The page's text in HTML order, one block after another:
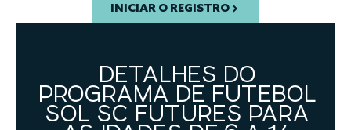
INICIAR O REGISTRO
DETALHES DO
PROGRAMA DE FUTEBOL
SOL SC FUTURES PARA